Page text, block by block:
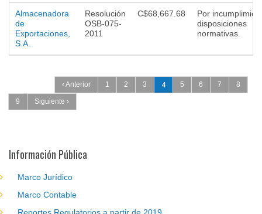
Almacenadora
de
Exportaciones,
S.A.
Resolución
OSB-075-
2011
C$68,667.68
Por
disposiciones
normativas.
Páginas
‹ Anterior 1 2 3 4 5 6 7 8
9 Siguiente ›
Información Pública
Marco Jurídico
Marco Contable